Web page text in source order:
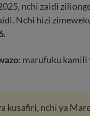
nchi zaidi
Nchi hizi
: marufuku kamili
kusafiri, nchi ya